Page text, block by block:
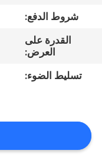
رقابة
جودة
اتصل
اطلب
شروط الدفع:
القدرة على
العرض:
تسليط الضوء: